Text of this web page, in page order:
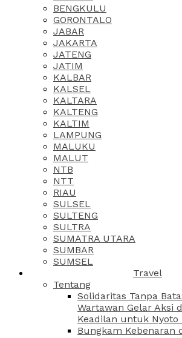
BENGKULU
GORONTALO
JABAR
JAKARTA
JATENG
JATIM
KALBAR
KALSEL
KALTARA
KALTENG
KALTIM
LAMPUNG
MALUKU
MALUT
NTB
NTT
RIAU
SULSEL
SULTENG
SULTRA
SUMATRA UTARA
SUMBAR
SUMSEL
Travel
Tentang
Solidaritas Tanpa
Wartawan Gelar Aksi
Keadilan untuk Nyoto
Bungkam Kebenaran